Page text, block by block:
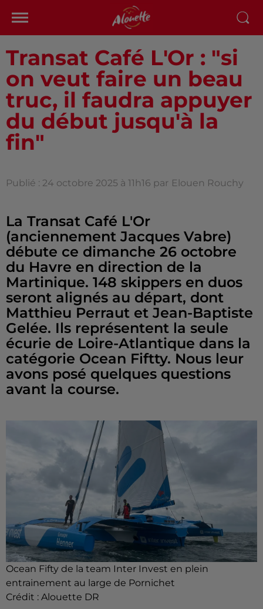
Transat Café L'Or : "si
on veut faire un beau
truc, il faudra appuyer
du début jusqu'à la
fin"
Publié : 24 octobre 2025 à 11h16 par Elouen Rouchy
La Transat Café L'Or
(anciennement Jacques Vabre)
débute ce dimanche 26 octobre
du Havre en direction de la
Martinique. 148 skippers en duos
seront alignés au départ, dont
Matthieu Perraut et Jean-Baptiste
Gelée. Ils représentent la seule
écurie de Loire-Atlantique dans la
catégorie Ocean Fiftty. Nous leur
avons posé quelques questions
avant la course.
Ocean Fifty de la team Inter Invest en plein
entrainement au large de Pornichet
Crédit : Alouette DR